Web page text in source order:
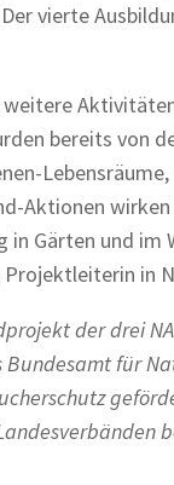
vierte
weitere
bereits von
Lebensräume,
Aktionen
Gärten und im
in
der drei
für